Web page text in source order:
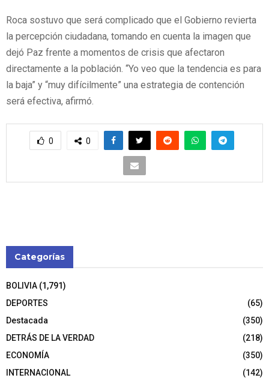
Roca sostuvo que será complicado que el Gobierno revierta
la percepción ciudadana, tomando en cuenta la imagen que
dejó Paz frente a momentos de crisis que afectaron
directamente a la población. “Yo veo que la tendencia es para
la baja” y “muy difícilmente” una estrategia de contención
será efectiva, afirmó.
0 0
Categorías
BOLIVIA (1,791)
DEPORTES
(65)
Destacada
(350)
DETRÁS DE LA VERDAD
(218)
ECONOMÍA
(350)
INTERNACIONAL
(142)